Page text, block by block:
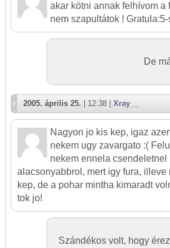
akar kötni annak felhívom a
nem szapultátok !
De
2005. április 25. | 12:38 | Xray__
Nagyon jo kis kep, igaz
nekem ugy zavargato :(
nekem ennela
alacsonyabbrol, mert igy fura,
kep, de a pohar mintha kimaradt
tok jo!
Szándékos volt, hogy